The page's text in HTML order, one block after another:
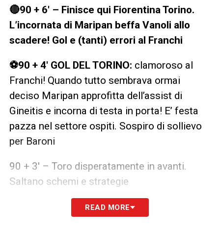
🔴90 + 6′ – Finisce qui Fiorentina Torino.
L’incornata di Maripan beffa Vanoli allo
scadere! Gol e (tanti) errori al Franchi
⚽90 + 4′ GOL DEL TORINO: clamoroso al
Franchi! Quando tutto sembrava ormai
deciso Maripan approfitta dell’assist di
Gineitis e incorna di testa in porta! E’ festa
pazza nel settore ospiti. Sospiro di sollievo
per Baroni
90 + 3′ – Toro disperatamente in avanti.
Saltano schemi e strategie
90 + 2′ – Attimi concitati. Tutta la panchina
READ MORE